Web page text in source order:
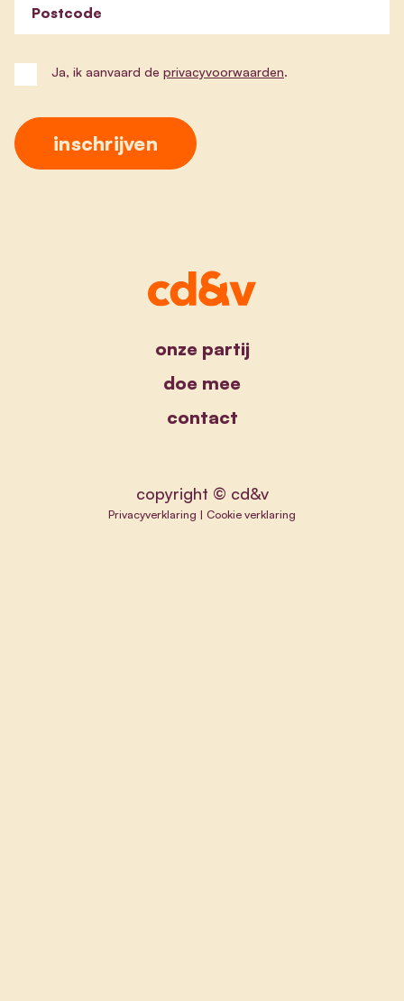
Postcode
Ja, ik aanvaard de privacyvoorwaarden.
onze partij
doe mee
contact
copyright © cd&v
Privacyverklaring | Cookie verklaring